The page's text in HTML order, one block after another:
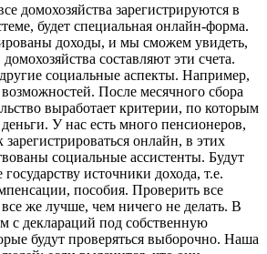
домохозяйства зарегистрируются в
будет специальная онлайн-форма.
доходы, и мы сможем увидеть,
составляют эти счета.
социаль­ные аспекты. Например,
После месячного сбора
выработает критерии, по которым
деньги. У нас есть много пенсионеров,
онлайн, в этих
социальные ассистенты. Будут
источники дохода, т.е.
пособия. Проверить все
же лучше, чем ничего не делать. В
с деклараций под собственную
будут проверяться выборочно. Наша